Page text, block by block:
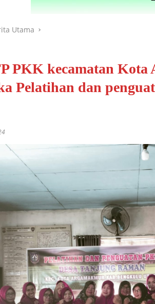
Utama
PKK kecamatan Kota
Pelatihan dan